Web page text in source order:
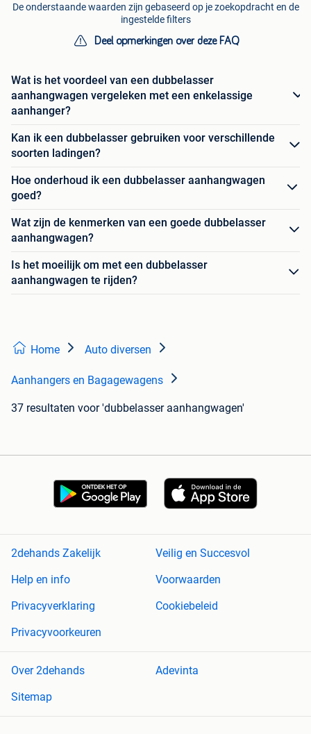
De onderstaande waarden zijn gebaseerd op je zoekopdracht en de
ingestelde filters
Deel opmerkingen over deze FAQ
Wat is het voordeel van een dubbelasser
aanhangwagen vergeleken met een enkelassige
aanhanger?
Kan ik een dubbelasser gebruiken voor verschillende
soorten ladingen?
Hoe onderhoud ik een dubbelasser aanhangwagen
goed?
Wat zijn de kenmerken van een goede dubbelasser
aanhangwagen?
Is het moeilijk om met een dubbelasser
aanhangwagen te rijden?
Home Auto diversen
Aanhangers en Bagagewagens
37 resultaten voor 'dubbelasser aanhangwagen'
2dehands Zakelijk
Veilig en Succesvol
Help en info
Voorwaarden
Privacyverklaring
Cookiebeleid
Privacyvoorkeuren
Over 2dehands
Adevinta
Sitemap